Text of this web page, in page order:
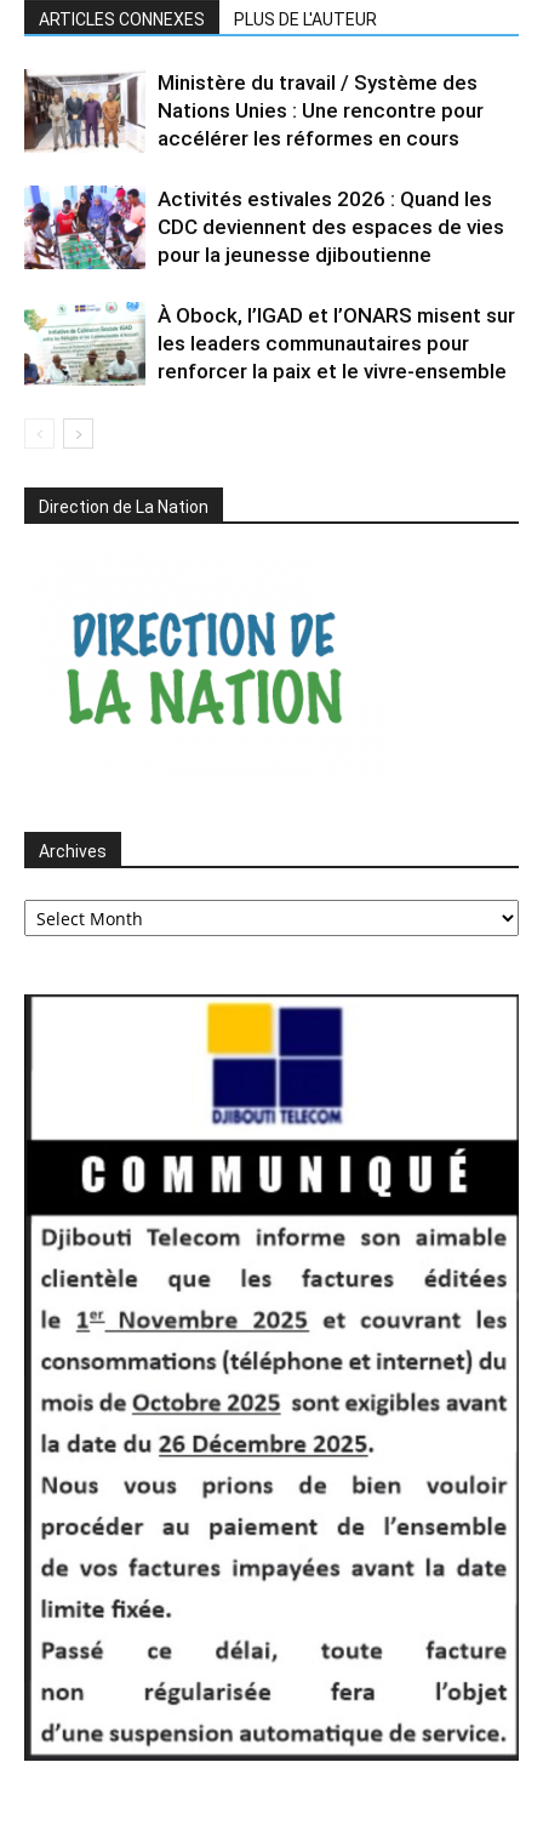
ARTICLES CONNEXES PLUS DE L'AUTEUR
Ministère du travail / Système des
Nations Unies : Une rencontre pour
accélérer les réformes en cours
Activités estivales 2026 : Quand les
CDC deviennent des espaces de vies
pour la jeunesse djiboutienne
À Obock, l’IGAD et l’ONARS misent sur
les leaders communautaires pour
renforcer la paix et le vivre-ensemble
Direction de La Nation
Archives
Archives